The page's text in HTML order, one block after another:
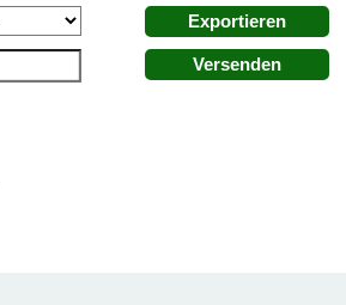
Exportieren
Versenden